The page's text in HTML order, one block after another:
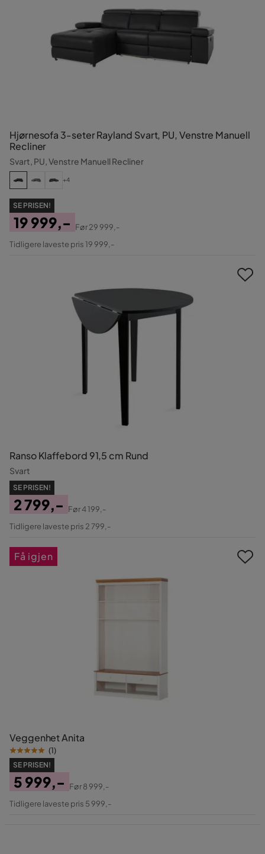
Hjørnesofa 3-seter Rayland Svart, PU, Venstre Manuell
Recliner
Svart, PU, Venstre Manuell Recliner
+4
SE PRISEN!
Pris
19 999,-
Original
Før29 999,-
Tidligere laveste pris 19 999,-
Ranso Klaffebord 91,5 cm Rund
Svart
SE PRISEN!
Pris
2 799,-
Original
Før4 199,-
Tidligere laveste pris 2 799,-
Veggenhet Anita
(1)
SE PRISEN!
Pris
5 999,-
Original
Før8 999,-
Tidligere laveste pris 5 999,-
Få igjen